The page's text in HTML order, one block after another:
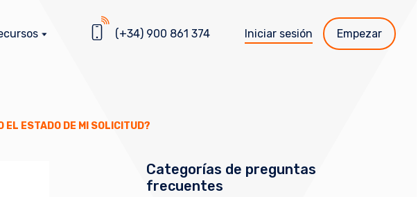
(+34) 900 861 374 Iniciar sesión Empezar
EL ESTADO DE MI SOLICITUD?
Categorías de preguntas
frecuentes